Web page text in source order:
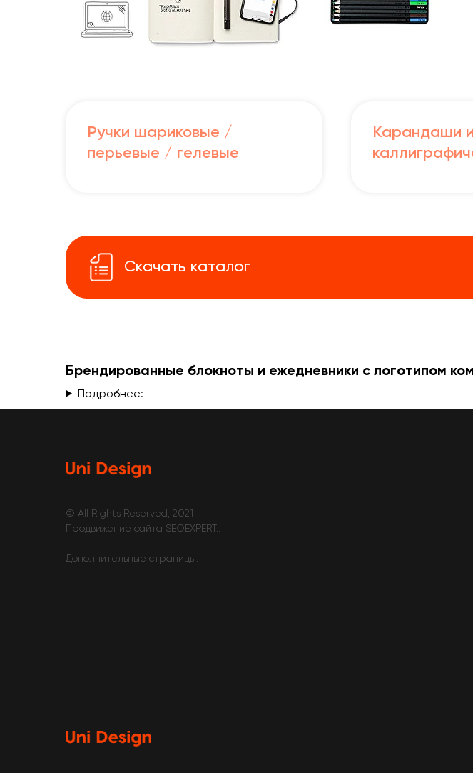
Ручки шариковые /
перьевые / гелевые
Карандаши и
Скачать каталог
Брендированные блокноты и ежедневники с логотипом
Подробнее:
© All Rights Reserved, 2021
Продвижение сайта SEOEXPERT..
Дополнительные страницы: